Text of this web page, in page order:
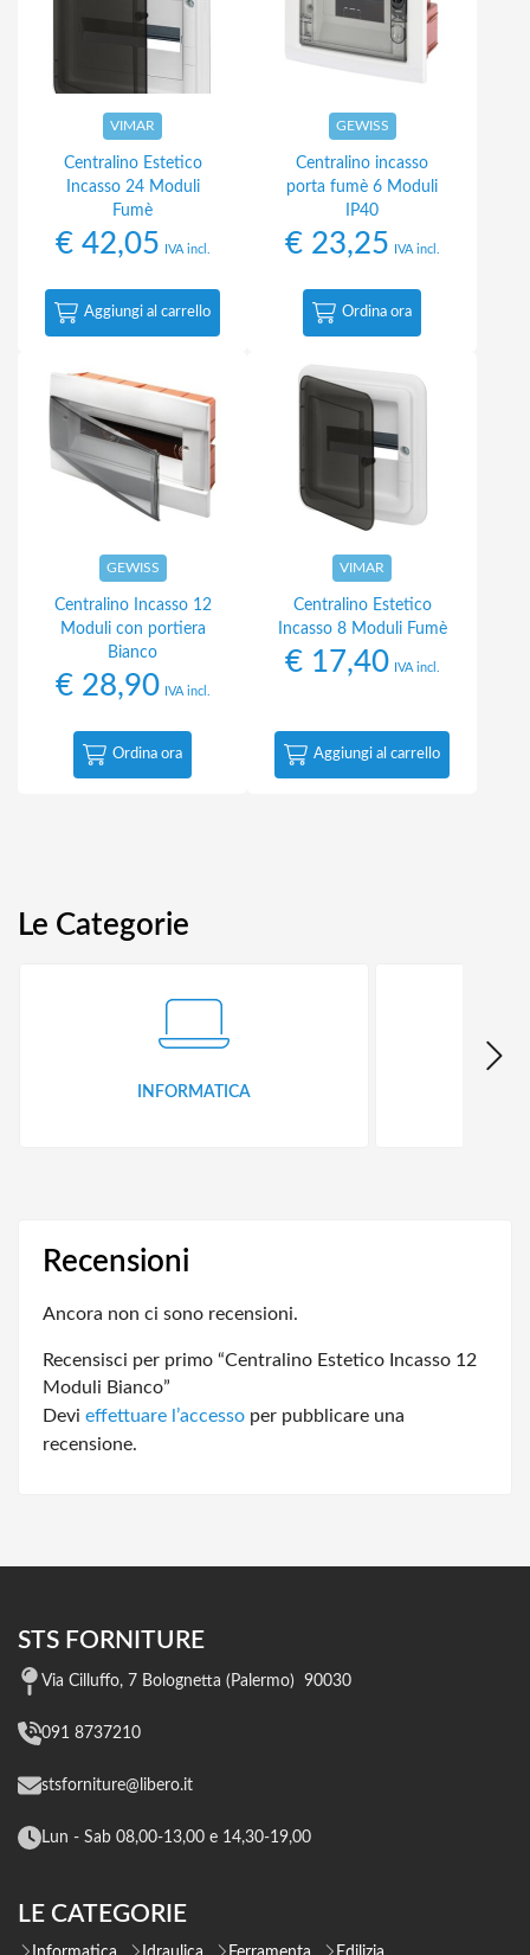
VIMAR
Centralino Estetico
Incasso 24 Moduli
Fumè
€42,05 IVA incl.
Aggiungi al carrello
GEWISS
Centralino incasso
porta fumè 6 Moduli
IP40
€23,25 IVA incl.
Ordina ora
GEWISS
Centralino Incasso 12
Moduli con portiera
Bianco
€28,90 IVA incl.
Ordina ora
VIMAR
Centralino Estetico
Incasso 8 Moduli Fumè
€17,40 IVA incl.
Aggiungi al carrello
Le Categorie
INFORMATICA
Recensioni
Ancora non ci sono recensioni.
Recensisci per primo “Centralino Estetico Incasso 12
Moduli Bianco”
Devi effettuare l’accesso per pubblicare una
recensione.
STS FORNITURE
Via Cilluffo, 7 Bolognetta (Palermo) 90030
091 8737210
stsforniture@libero.it
Lun - Sab 08,00-13,00 e 14,30-19,00
LE CATEGORIE